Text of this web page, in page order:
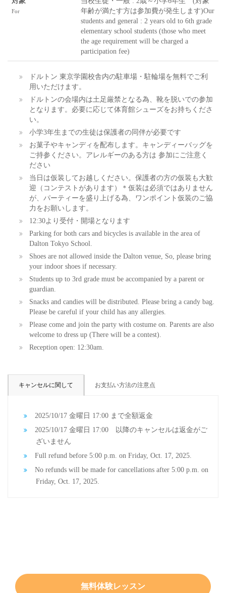
For
年齢が満たす方は参加費が発生します)Our
students and general : 2 years old to 6th grade
elementary school students (those who meet
the age requirement will be charged a
participation fee)
ドルトン 東京学園校舎内の駐車場・駐輪場を無料でご利
用いただけます。
ドルトンの会場内は土足厳禁となる為、靴を脱いでの参加
となります。必要に応じて体育館シューズをお持ちくださ
い。
小学3年生までの生徒は保護者の同伴が必要です
お菓子やキャンディを配布します。キャンディーバッグを
ご持参ください。アレルギーのある方は 参加にご注意く
ださい
当日は仮装してお越しください。保護者の方の仮装も大歓
迎（コンテストがあります）＊仮装は必須ではありません
が、パーティーを盛り上げる為、ワンポイント仮装のご協
力をお願いします。
12:30より受付・開場となります
Parking for both cars and bicycles is available in the area of
Dalton Tokyo School.
Shoes are not allowed inside the Dalton venue, So, please bring
your indoor shoes if necessary.
Students up to 3rd grade must be accompanied by a parent or
guardian.
Snacks and candies will be distributed. Please bring a candy bag.
Please be careful if your child has any allergies.
Please come and join the party with costume on. Parents are also
welcome to dress up (There will be a contest).
Reception open: 12:30am.
キャンセルに関して お支払い方法の注意点
2025/10/17 金曜日 17:00 まで全額返金
2025/10/17 金曜日 17:00 以降のキャンセルは返金がご
ざいません
Full refund before 5:00 p.m. on Friday, Oct. 17, 2025.
No refunds will be made for cancellations after 5:00 p.m. on
Friday, Oct. 17, 2025.
無料体験レッスン